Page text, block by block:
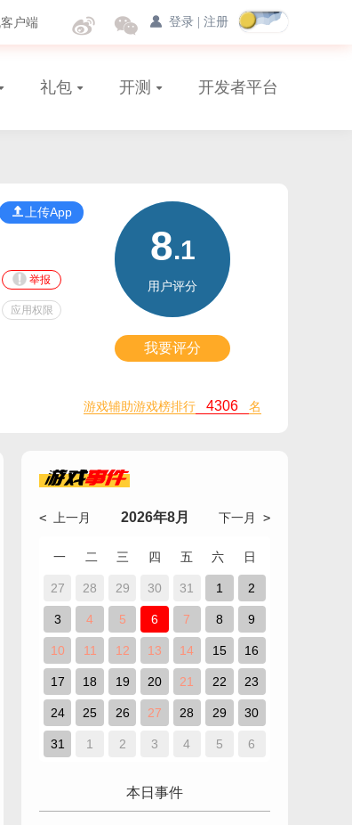
登录 注册
户端
礼包 开测 开发者平台
上传App
举报
应用权限
8.1
用户评分
我要评分
游戏辅助游戏榜排行 4306 名
游戏事件
< 上一月 2026年8月 下一月 >
一 二 三 四 五 六 日
27 28 29 30 31 1 2
3 4 5 6 7 8 9
10 11 12 13 14 15 16
17 18 19 20 21 22 23
24 25 26 27 28 29 30
31 1 2 3 4 5 6
本日事件